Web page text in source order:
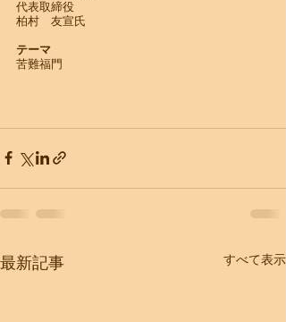
代表取締役
柏村　友宣氏
テーマ
苦難福門
最新記事 すべて表示